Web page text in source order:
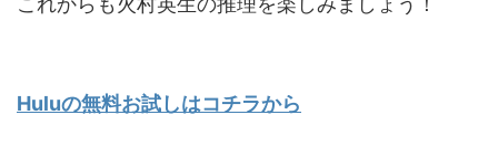
Huluの無料お試しはコチラから